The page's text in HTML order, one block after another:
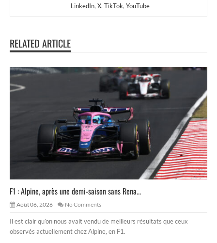
LinkedIn, X, TikTok, YouTube
RELATED ARTICLE
F1 : Alpine, après une demi-saison sans Rena...
Août 06, 2026 No Comments
Il est clair qu’on nous avait vendu de meilleurs résultats que ceux
observés actuellement chez Alpine, en F1.